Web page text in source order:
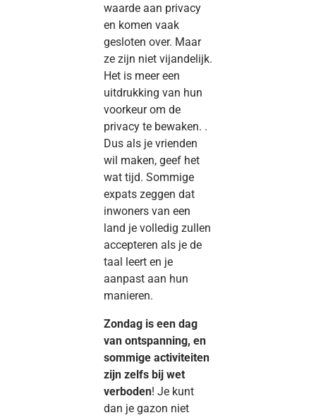
waarde aan privacy
en komen vaak
gesloten over. Maar
ze zijn niet vijandelijk.
Het is meer een
uitdrukking van hun
voorkeur om de
privacy te bewaken. .
Dus als je vrienden
wil maken, geef het
wat tijd. Sommige
expats zeggen dat
inwoners van een
land je volledig zullen
accepteren als je de
taal leert en je
aanpast aan hun
manieren.
Zondag is een dag
van ontspanning, en
sommige activiteiten
zijn zelfs bij wet
verboden! Je kunt
dan je gazon niet